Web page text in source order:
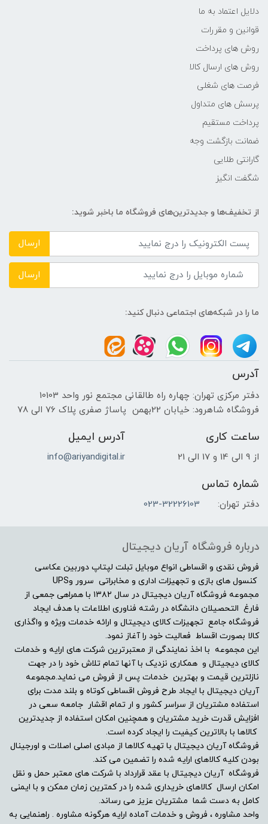
دلایل اعتماد به ما
قوانین و مقررات
روش های پرداخت
روش های ارسال کالا
فرصت های شغلی
پرسش های متداول
پرداخت مستقیم
ضمانت بازگشت وجه
گارانتی طلایی
شگفت انگیز
از تخفیف‌ها و جدیدترین‌های فروشگاه ما باخبر شوید:
ارسال
ارسال
ما را در شبکه‌های اجتماعی دنبال کنید:
آدرس
دفتر مرکزی تهران: چهاره راه طالقانی مجتمع نور واحد 10103
فروشگاه شاهرود: خیابان 22بهمن پاساژ صفری پلاک 76 الی 78
ساعت کاری
از 9 الی 14 و 17 الی 21
آدرس ایمیل
info@ariyandigital.ir
شماره تماس
دفتر تهران: 023-32226103
درباره فروشگاه آریان دیجیتال
فروش نقدی و اقساطی انواع موبایل تبلت لپتاپ دوربین عکاسی
کنسول های بازی و تجهیزات اداری و مخابراتی سرور وUPS
مجموعه فروشگاه آریان دیجیتال در سال ۱۳۸۲ با همراهی جمعی از
فارغ التحصیلان دانشگاه در رشته فناوری اطلاعات با هدف ایجاد
فروشگاه جامع تجهیزات کالای دیجیتال و ارائه خدمات ویژه و واگذاری
کالا بصورت اقساط فعالیت خود را آغاز نمود.
این مجموعه با اخذ نمایندگی از معتبرترین شرکت های ارایه و خدمات
کالای دیجیتال و همکاری نزدیک با آنها تمام تلاش خود را در جهت
نازلترین قیمت و بهترین خدمات پس از فروش می نماید.مجموعه
آریان دیجیتال با ایجاد طرح فروش اقساطی کوتاه و بلند مدت برای
استفاده مشتریان از سراسر کشور و ار تمام اقشار جامعه سعی در
افزایش قدرت خرید مشتریان و همچنین امکان استفاده از جدیدترین
کالاها با بالاترین کیفیت را ایجاد کرده است.
فروشگاه آریان دیجیتال با تهیه کالاها از مبادی اصلی اصلات و اورجینال
بودن کلیه کالاهای ارایه شده را تضمین می کند.
فروشگاه آریان دیجیتال با عقد قرارداد با شرکت های معتبر حمل و نقل
امکان ارسال کالاهای خریداری شده را در کمترین زمان ممکن و با ایمنی
کامل به دست شما مشتریان عزیز می رساند.
واحد مشاوره ، فروش و خدمات آماده ارایه هرگونه مشاوره . راهنمایی به